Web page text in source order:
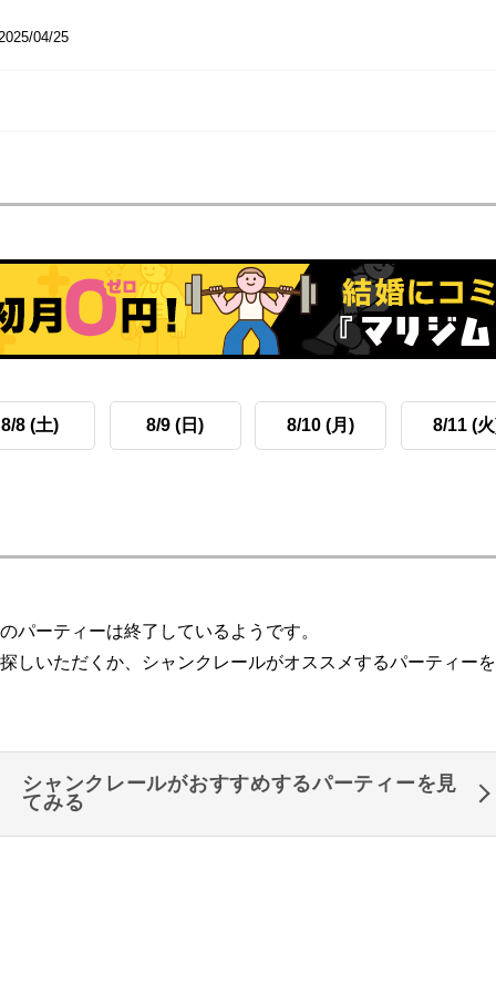
04/25
8/8 (土) 8/9 (日) 8/10 (月) 8/11 (
パーティーは終了しているようです。
しいただくか、シャンクレールがオススメするパーティー
シャンクレールがおすすめするパーティーを見
てみる